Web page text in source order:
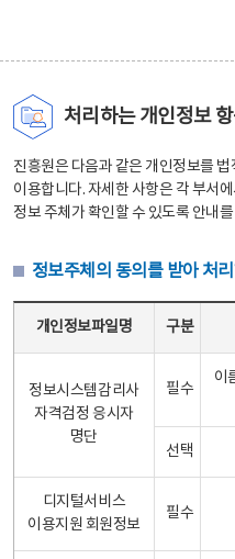
처리하는 개인정보
진흥원은 다음과 같은 개인정보를
이용합니다. 자세한 사항은 각 부서
정보 주체가 확인할 수 있도록 안내
정보주체의 동의를 받아 처
개인정보파일명 구분
정보시스템감리사
자격검정 응시자
명단
필수
이
선택
디지털서비스
이용지원 회원정보
필수